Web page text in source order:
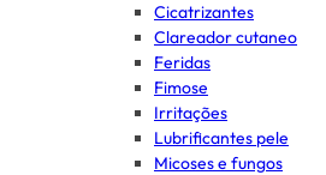
Cicatrizantes
Clareador cutaneo
Feridas
Fimose
Irritações
Lubrificantes pele
Micoses e fungos